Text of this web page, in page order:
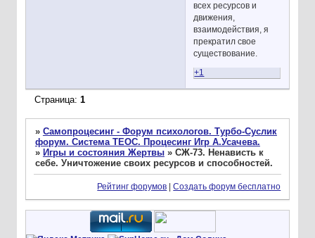
всех ресурсов и
движения,
взаимодействия, я
прекратил свое
существование.
+1
Страница: 1
» Самопроцесинг - Форум психологов. Турбо-Суслик
форум. Система ТЕОС. Процесинг Игр А.Усачева.
» Игры и состояния Жертвы » СЖ-73. Ненависть к
себе. Уничтожение своих ресурсов и способностей.
Рейтинг форумов |Создать форум бесплатно